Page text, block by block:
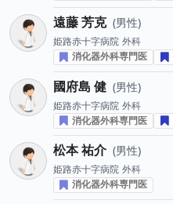
遠藤 芳克 男性
姫路赤十字病院 外科
消化器外科専門医
國府島 健 男性
姫路赤十字病院 外科
消化器外科専門医
松本 祐介 男性
姫路赤十字病院 外科
消化器外科専門医